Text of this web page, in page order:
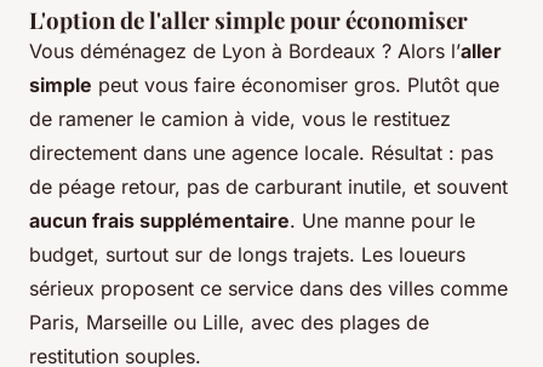
L'option de l'aller simple pour économiser
Vous déménagez de Lyon à Bordeaux ? Alors l’aller
simple peut vous faire économiser gros. Plutôt que
de ramener le camion à vide, vous le restituez
directement dans une agence locale. Résultat : pas
de péage retour, pas de carburant inutile, et souvent
aucun frais supplémentaire. Une manne pour le
budget, surtout sur de longs trajets. Les loueurs
sérieux proposent ce service dans des villes comme
Paris, Marseille ou Lille, avec des plages de
restitution souples.